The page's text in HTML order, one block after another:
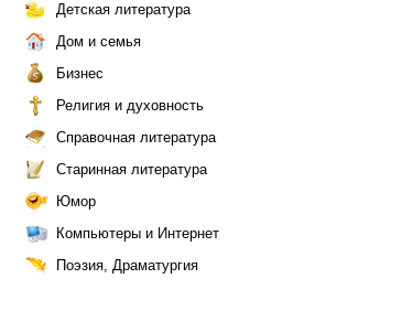
Детская литература
Дом и семья
Бизнес
Религия и духовность
Справочная литература
Старинная литература
Юмор
Компьютеры и Интернет
Поэзия, Драматургия